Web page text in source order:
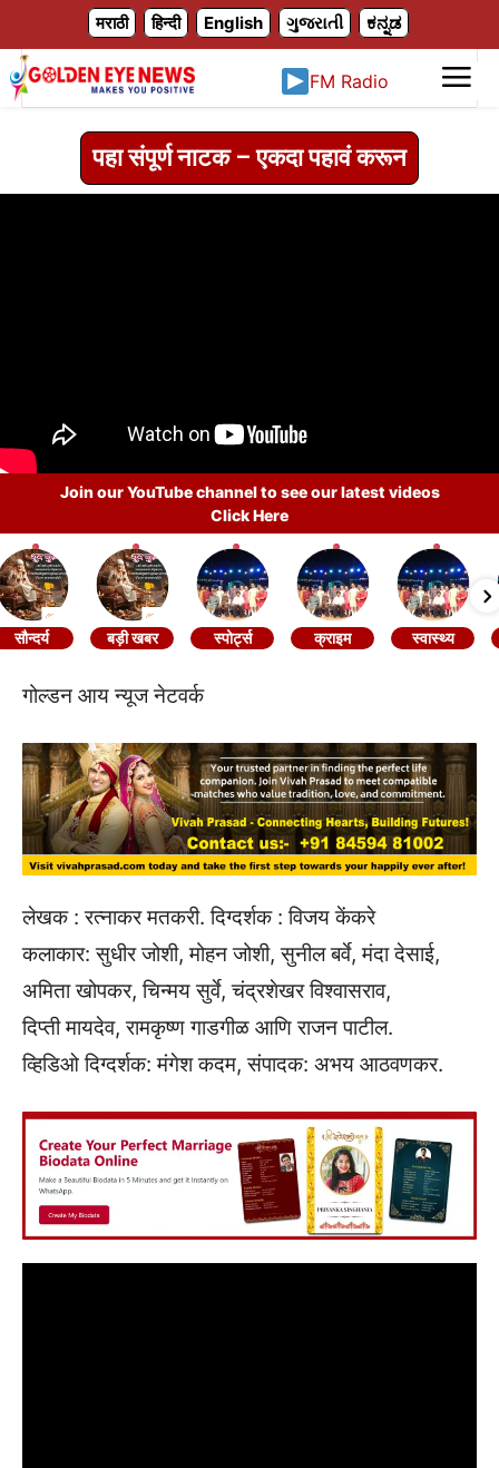
मराठी हिन्दी English ગુજરાતી ಕನ್ನಡ
FM Radio
पहा संपूर्ण नाटक – एकदा पहावं करून
Join our YouTube channel to see our latest videos
Click Here
सौन्दर्य बड़ी खबर स्पोर्ट्स क्राइम स्वास्थ्य
गोल्डन आय न्यूज नेटवर्क
लेखक : रत्नाकर मतकरी. दिग्दर्शक : विजय केंकरे
कलाकार: सुधीर जोशी, मोहन जोशी, सुनील बर्वे, मंदा देसाई,
अमिता खोपकर, चिन्मय सुर्वे, चंद्रशेखर विश्वासराव,
दिप्ती मायदेव, रामकृष्ण गाडगीळ आणि राजन पाटील.
व्हिडिओ दिग्दर्शक: मंगेश कदम, संपादक: अभय आठवणकर.